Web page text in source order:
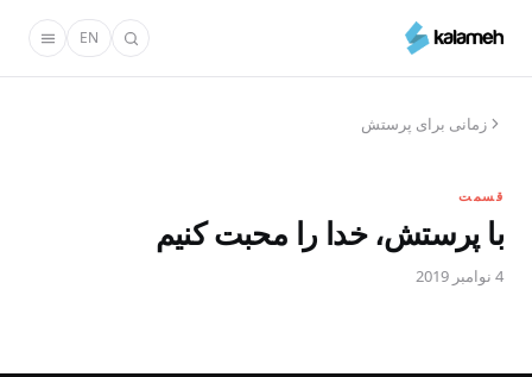
محتوای
EN
زمانی برای پرستش
قسمت
با پرستش، خدا را محبت کنیم
4 نوامبر 2019